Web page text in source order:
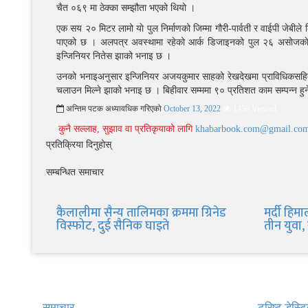
चैत ०६९ मा ठेक्का सम्झौता भएको थियो ।
एक सय २० मिटर लामो याे पुल निर्माणको जिम्मा गौरी-पार्वती र वाईपी
पाएको छ । अलपत्र अवस्थामा रहेको आर्क डिजाइनको पुल २६ असोजकाे
इन्जिनियर नितेस झाको भनाइ छ ।
उनको भनाइअनुसार इन्जिनियर अजयकुमार साहको रेखदेखमा
चलाउन मिल्ने झाको भनाइ छ । बिहीवार सम्ममा ९० प्रतिशत काम सम्पन्न
अन्तिम पटक अध्यावधिक गरिएको October 13, 2022
कुनै सल्लाह, सुझाव वा प्रतिकृयाको लागि
प्रतिक्रिया दिनुहोस्
सम्बन्धित समाचार
कैलालीमा सैन्य तालिमका क्रममा ग्रिनेड
विस्फोट, दुई सैनिक घाइते
मर्दी
तीन